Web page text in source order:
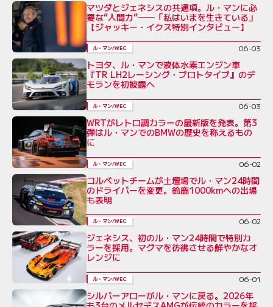
マツダとジェネシスの共通項。ル・マンに必
要な“人間力”──「私はいまを生きている」
【ジャッキー・イクス特別インタビュー】
ル・マン/WEC 06-03
トヨタ、ル・マンで液体水素エンジン車
『TR LH2レーシング・プロトタイプ』のデ
モランを初披露へ
ル・マン/WEC 06-03
WRTがレトロ調カラーの最新版を発表。第3
弾はル・マンでのBMWの歴史を称えるもの
に
ル・マン/WEC 06-02
コルベットチームが土壇場でル・マン24時間
のドライバーを変更。鈴鹿1000kmへの出場
も表明
ル・マン/WEC 06-02
ジェネシス、初のル・マン24時間で特別カ
ラーを採用。マグマを彷彿させる鮮やかなオ
レンジに
ル・マン/WEC 06-01
シルバーアローがル・マンに戻る。2026年